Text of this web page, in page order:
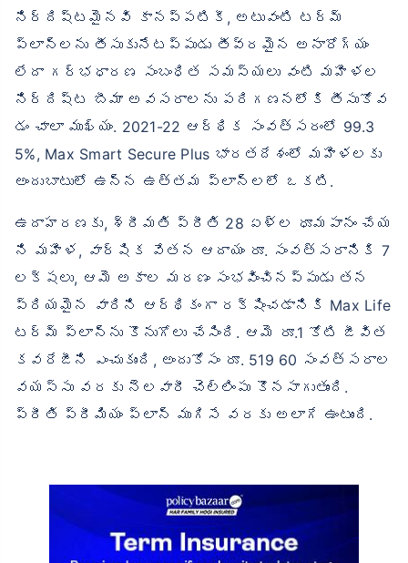
నిర్దిష్టమైనవి కానప్పటికీ, అటువంటి టర్మ్
ప్లాన్‌లను తీసుకునేటప్పుడు తీవ్రమైన అనారోగ్యం
లేదా గర్భధారణ సంబంధిత సమస్యలు వంటి మహిళల
నిర్దిష్ట బీమా అవసరాలను పరిగణనలోకి తీసుకోవ
డం చాలా ముఖ్యం. 2021-22 ఆర్థిక సంవత్సరంలో 99.3
5%, Max Smart Secure Plus భారతదేశంలో మహిళలకు
అందుబాటులో ఉన్న ఉత్తమ ప్లాన్‌లలో ఒకటి.
ఉదాహరణకు, శ్రీమతి ప్రీతి 28 ఏళ్ల ధూమపానం చేయ
ని మహిళ, వార్షిక వేతన ఆదాయం రూ. సంవత్సరానికి 7
లక్షలు, ఆమె అకాల మరణం సంభవించినప్పుడు తన
ప్రియమైన వారిని ఆర్థికంగా రక్షించడానికి Max Life
టర్మ్ ప్లాన్‌ను కొనుగోలు చేసింది. ఆమె రూ.1 కోటి జీవిత
కవరేజీని ఎంచుకుంది, అందుకోసం రూ. 519 60 సంవత్సరాల
వయస్సు వరకు నెలవారీ చెల్లింపు కొనసాగుతుంది.
ప్రీతి ప్రీమియం ప్లాన్ ముగిసే వరకు అలాగే ఉంటుంది.